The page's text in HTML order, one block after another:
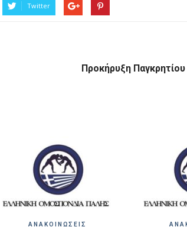
Twitter
Προκήρυξη
ΑΝΑΚΟΙΝΩΣΕΙΣ